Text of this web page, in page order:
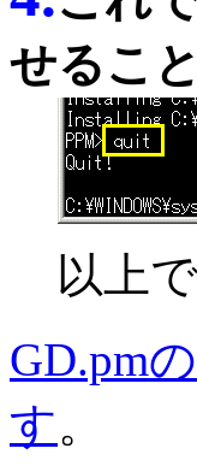
せるこ
以上で
GD.pm
す。